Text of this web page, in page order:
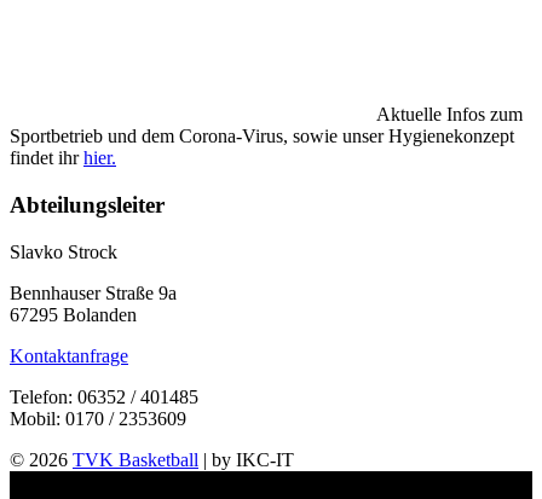
Aktuelle Infos zum
Sportbetrieb und dem Corona-Virus, sowie unser Hygienekonzept
findet ihrhier.
Abteilungsleiter
Slavko Strock
Bennhauser Straße 9a
67295 Bolanden
Kontaktanfrage
Telefon: 06352 / 401485
Mobil: 0170 / 2353609
© 2026 TVK Basketball | by IKC-IT